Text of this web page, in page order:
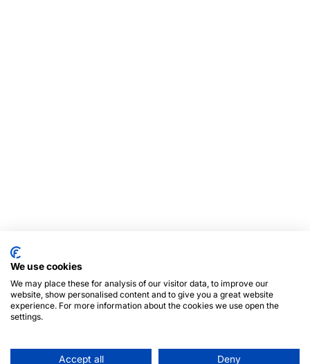
We use cookies
We may place these for analysis of our visitor data, to improve our
website, show personalised content and to give you a great website
experience. For more information about the cookies we use open the
settings.
Accept all Deny